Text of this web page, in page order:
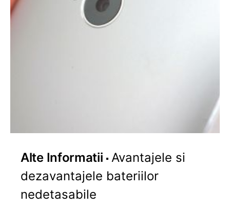
Alte Informatii Avantajele si
dezavantajele bateriilor
nedetasabile